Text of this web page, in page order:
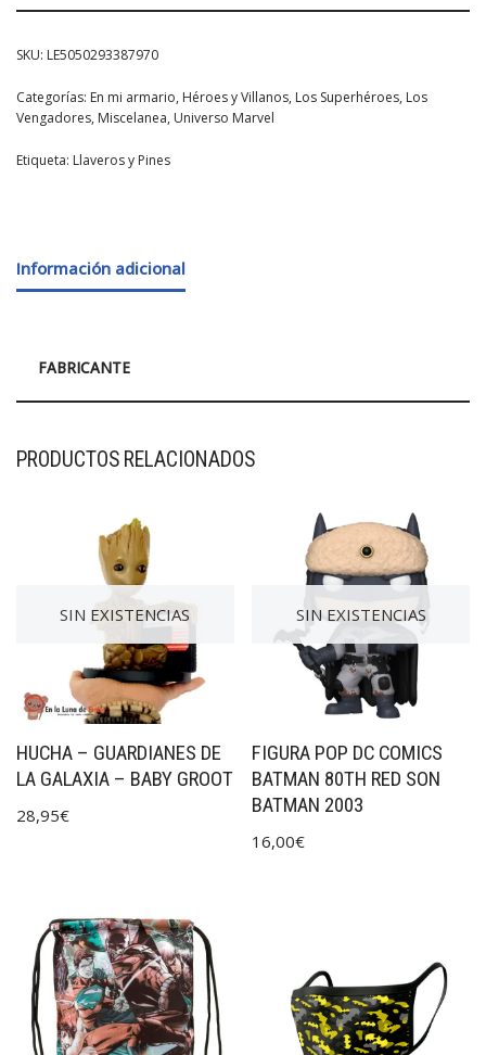
SKU: LE5050293387970
Categorías: En mi armario, Héroes y Villanos, Los Superhéroes, Los
Vengadores, Miscelanea, Universo Marvel
Etiqueta: Llaveros y Pines
Información adicional
FABRICANTE
PRODUCTOS RELACIONADOS
SIN EXISTENCIAS
HUCHA – GUARDIANES DE
LA GALAXIA – BABY GROOT
28,95€
SIN EXISTENCIAS
FIGURA POP DC COMICS
BATMAN 80TH RED SON
BATMAN 2003
16,00€